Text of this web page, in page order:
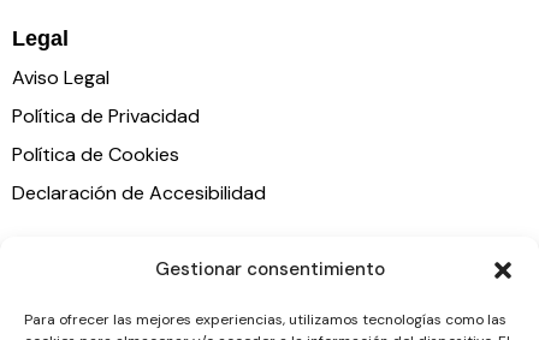
Gestionar consentimiento
Para ofrecer las mejores experiencias, utilizamos tecnologías como las
Legal
Aviso Legal
Política de Privacidad
Política de Cookies
Declaración de Accesibilidad